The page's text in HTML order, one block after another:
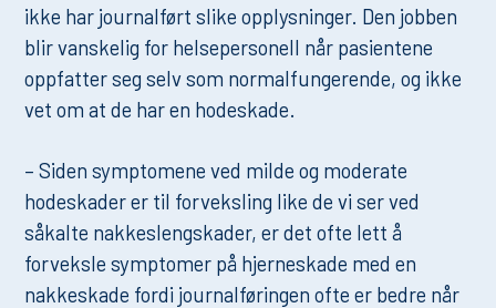
ikke har journalført slike opplysninger. Den jobben
blir vanskelig for helsepersonell når pasientene
oppfatter seg selv som normalfungerende, og ikke
vet om at de har en hodeskade.
– Siden symptomene ved milde og moderate
hodeskader er til forveksling like de vi ser ved
såkalte nakkeslengskader, er det ofte lett å
forveksle symptomer på hjerneskade med en
nakkeskade fordi journalføringen ofte er bedre når